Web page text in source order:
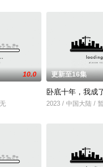
10.0 更新至16集
卧底十年，我成
2023 / 中国大陆 /